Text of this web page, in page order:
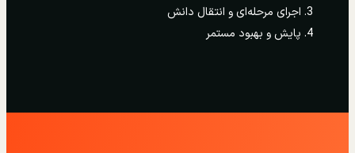
اجرای مرحله‌ای و انتقال دانش
پایش و بهبود مستمر